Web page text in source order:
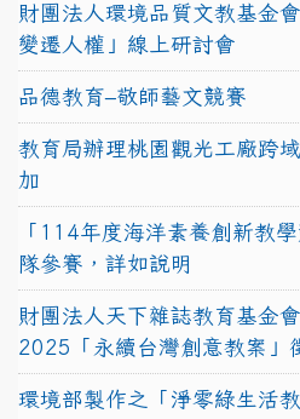
財團法人環境品質文教基金
變遷人權」線上研討會
品德教育–敬師藝文競賽
教育局辦理桃園觀光工廠跨
加
「114年度海洋素養創新教
隊參賽，詳如說明
財團法人天下雜誌教育基金
2025「永續台灣創意教案」
環境部製作之「淨零綠生活